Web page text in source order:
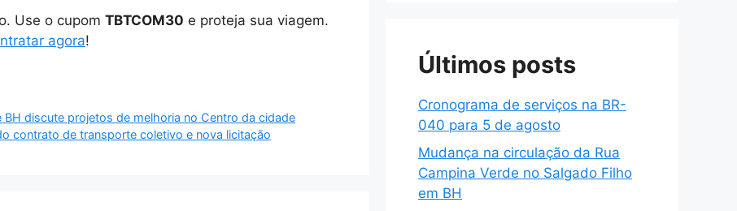
Use o cupom TBTCOM30 e proteja sua viagem.
agora!
discute projetos de melhoria no Centro da cidade
contrato de transporte coletivo e nova licitação
Últimos posts
Cronograma de serviços na BR-
040 para 5 de agosto
Mudança na circulação da Rua
Campina Verde no Salgado Filho
em BH